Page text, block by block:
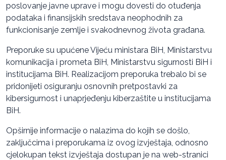
poslovanje javne uprave i mogu dovesti do otuđenja
podataka i finansijskih sredstava neophodnih za
funkcionisanje zemlje i svakodnevnog života građana.
Preporuke su upućene Vijeću ministara BiH, Ministarstvu
komunikacija i prometa BiH, Ministarstvu sigurnosti BiH i
institucijama BiH. Realizacijom preporuka trebalo bi se
pridonijeti osiguranju osnovnih pretpostavki za
kibersigurnost i unaprjeđenju kiberzaštite u institucijama
BiH.
Opširnije informacije o nalazima do kojih se došlo,
zaključcima i preporukama iz ovog izvještaja, odnosno
cjelokupan tekst izvještaja dostupan je na web-stranici